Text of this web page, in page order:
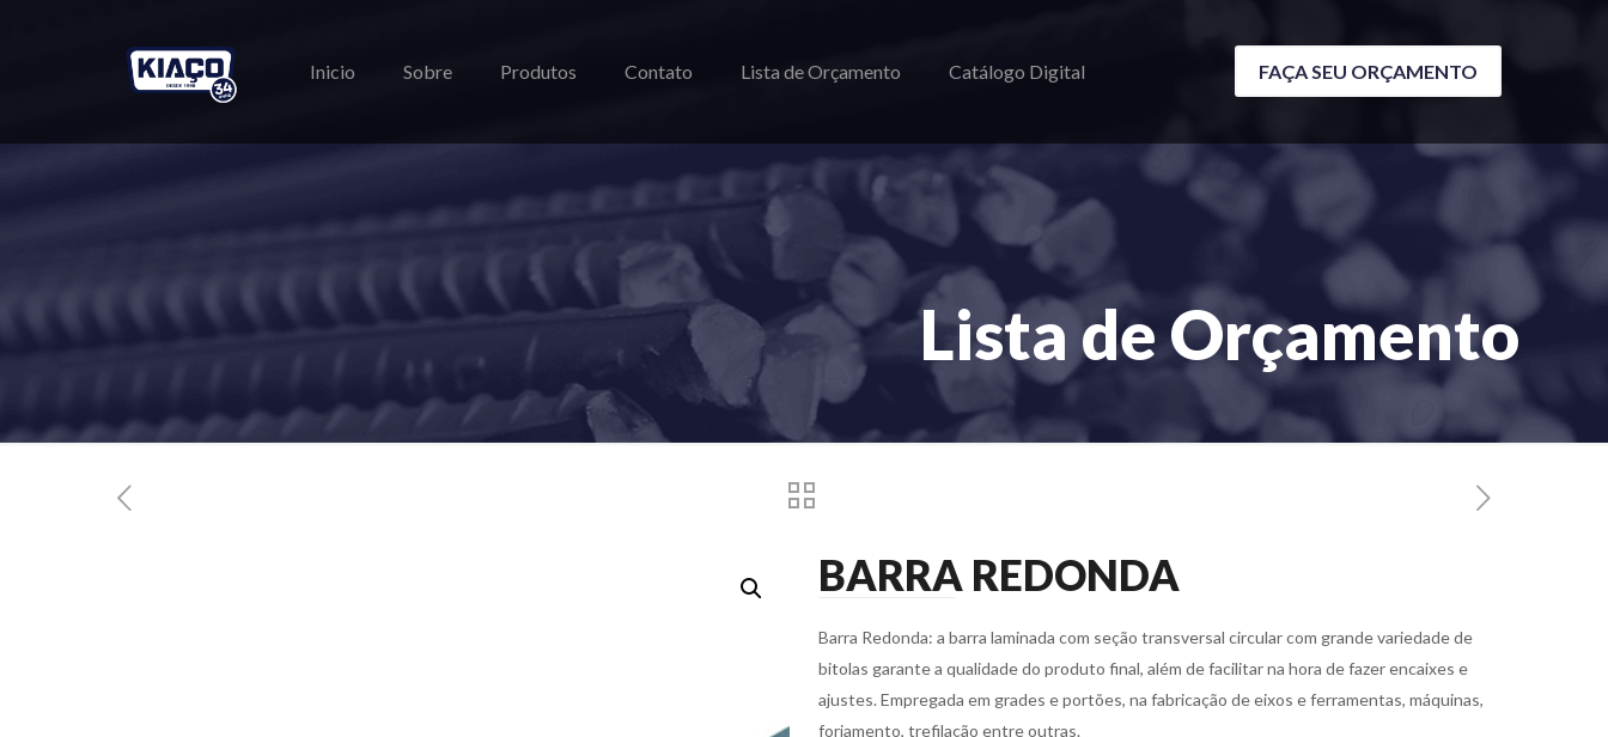
Inicio Sobre Produtos Contato Lista de Orçamento Catálogo Digital FAÇA SEU ORÇAMENTO
Lista de Orçamento
BARRA REDONDA
Barra Redonda: a barra laminada com seção transversal circular com grande variedade de
bitolas garante a qualidade do produto final, além de facilitar na hora de fazer encaixes e
ajustes. Empregada em grades e portões, na fabricação de eixos e ferramentas, máquinas,
forjamento, trefilação entre outras.